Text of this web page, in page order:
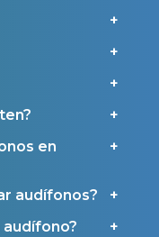
en
audífonos?
Andalucía
La Rioja
Asturias